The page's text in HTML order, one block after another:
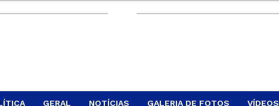
GERAL NOTÍCIAS GALERIA DE FOTOS VÍDEOS